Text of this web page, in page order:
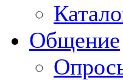
Общение